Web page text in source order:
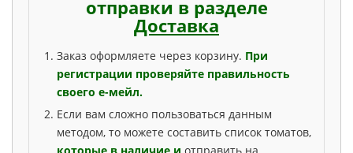
отправки в разделе
Доставка
Заказ оформляете через корзину. При
регистрации проверяйте правильность
своего е-мейл.
Если вам сложно пользоваться данным
методом, то можете составить список томатов,